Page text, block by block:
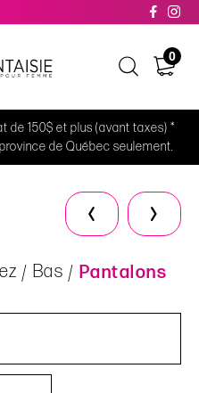
0
de 150$ et plus (avant taxes) *
de Québec seulement.
Bas Pantalons